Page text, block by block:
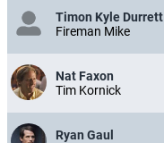
Timon Kyle Durrett
Fireman Mike
Nat Faxon
Tim Kornick
Ryan Gaul